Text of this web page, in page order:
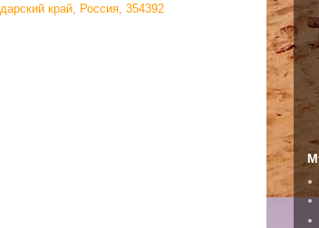
край, Россия, 354392